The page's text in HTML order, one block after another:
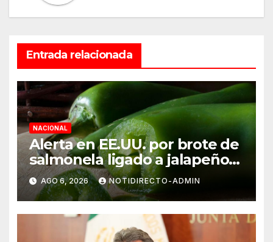
Entrada relacionada
NACIONAL
Alerta en EE.UU. por brote de
salmonela ligado a jalapeños
mexicanos; reportan 345
casos
AGO 6, 2026 NOTIDIRECTO-ADMIN